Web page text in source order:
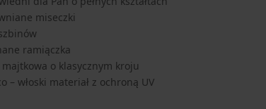
miseczki
ramiączka
majtkowa o klasycznym kroju
– włoski materiał z ochroną UV